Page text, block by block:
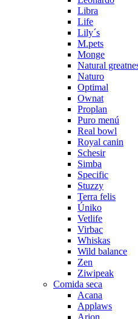
Libra
Life
Lily´s
M.pets
Monge
Natural
Naturo
Optimal
Ownat
Proplan
Puro menú
Real bowl
Royal canin
Schesir
Simba
Specific
Stuzzy
Terra felis
Úniko
Vetlife
Virbac
Whiskas
Wild balance
Zen
Ziwipeak
Comida seca
Acana
Applaws
Arion